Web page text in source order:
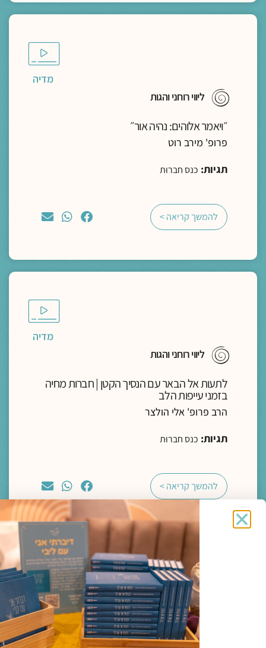
מדיה
ליווי רוחני והגות
״ויאמר אלוהים: נהיה אור״
פרופ' מירב רוט
תגיות: כנס חברוּת
להמשך קריאה >
מדיה
ליווי רוחני והגות
לתעות אל הבאר עם הנסיך הקטן | חברות מחיה
בזמני עייפות הלב
הרב פרופ' אלי הולצר
תגיות: כנס חברוּת
להמשך קריאה >
מדיה
ליווי רוחני והגות